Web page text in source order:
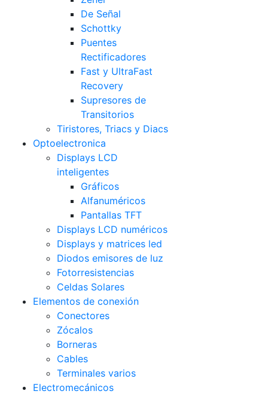
De Señal
Schottky
Puentes
Rectificadores
Fast y UltraFast
Recovery
Supresores de
Transitorios
Tiristores, Triacs y Diacs
Optoelectronica
Displays LCD
inteligentes
Gráficos
Alfanuméricos
Pantallas TFT
Displays LCD numéricos
Displays y matrices led
Diodos emisores de luz
Fotorresistencias
Celdas Solares
Elementos de conexión
Conectores
Zócalos
Borneras
Cables
Terminales varios
Electromecánicos